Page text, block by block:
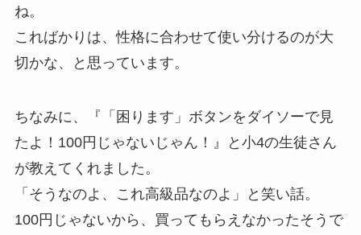
ね。
こればかりは、性格に合わせて使い分けるのが大
切かな、と思っています。
ちなみに、『「困ります」ボタンをダイソーで見
たよ！100円じゃないじゃん！』と小4の生徒さん
が教えてくれました。
「そうなのよ、これ高級品なのよ」と笑い話。
100円じゃないから、買ってもらえなかったそうで